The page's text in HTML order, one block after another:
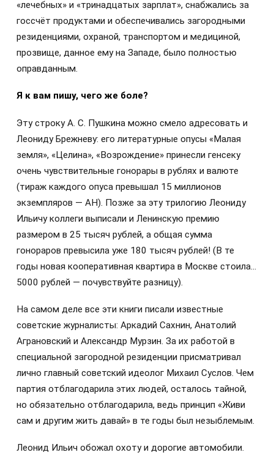
«лечебных» и «тринадцатых зарплат», снабжались за
госсчёт продуктами и обеспечивались загородными
резиденциями, охраной, транспортом и медициной,
прозвище, данное ему на Западе, было полностью
оправданным.
Я к вам пишу, чего же боле?
Эту строку А. С. Пушкина можно смело адресовать и
Леониду Брежневу: его литературные опусы «Малая
земля», «Целина», «Возрождение» принесли генсеку
очень чувствительные гонорары в рублях и валюте
(тираж каждого опуса превышал 15 миллионов
экземпляров — АН). Позже за эту трилогию Леониду
Ильичу коллеги выписали и Ленинскую премию
размером в 25 тысяч рублей, а общая сумма
гонораров превысила уже 180 тысяч рублей! (В те
годы новая кооперативная квартира в Москве стоила…
5000 рублей — почувствуйте разницу).
На самом деле все эти книги писали известные
советские журналисты: Аркадий Сахнин, Анатолий
Аграновский и Александр Мурзин. За их работой в
специальной загородной резиденции присматривал
лично главный советский идеолог Михаил Суслов. Чем
партия отблагодарила этих людей, осталось тайной,
но обязательно отблагодарила, ведь принцип «Живи
сам и другим жить давай» в те годы был незыблемым.
Леонид Ильич обожал охоту и дорогие автомобили.